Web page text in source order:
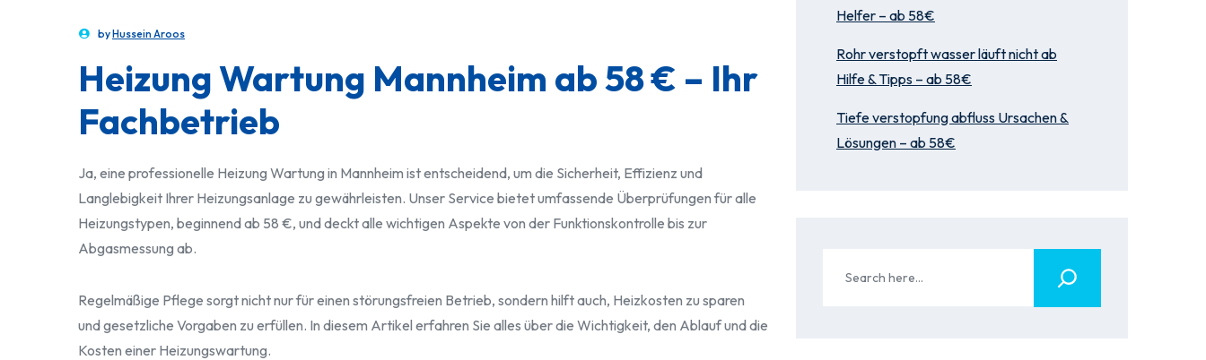
byHussein Aroos
Heizung Wartung Mannheim ab 58 € – Ihr
Fachbetrieb
Ja, eine professionelle Heizung Wartung in Mannheim ist entscheidend, um die Sicherheit, Effizienz und
Langlebigkeit Ihrer Heizungsanlage zu gewährleisten. Unser Service bietet umfassende Überprüfungen für alle
Heizungstypen, beginnend ab 58 €, und deckt alle wichtigen Aspekte von der Funktionskontrolle bis zur
Abgasmessung ab.
Regelmäßige Pflege sorgt nicht nur für einen störungsfreien Betrieb, sondern hilft auch, Heizkosten zu sparen
und gesetzliche Vorgaben zu erfüllen. In diesem Artikel erfahren Sie alles über die Wichtigkeit, den Ablauf und die
Kosten einer Heizungswartung.
Helfer – ab 58€
Rohr verstopft wasser läuft nicht ab
Hilfe & Tipps – ab 58€
Tiefe verstopfung abfluss Ursachen &
Lösungen – ab 58€